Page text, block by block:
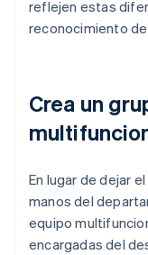
reflejen estas
reconocimiento
Crea un
En lugar de dejar
manos del
equipo
encargadas del